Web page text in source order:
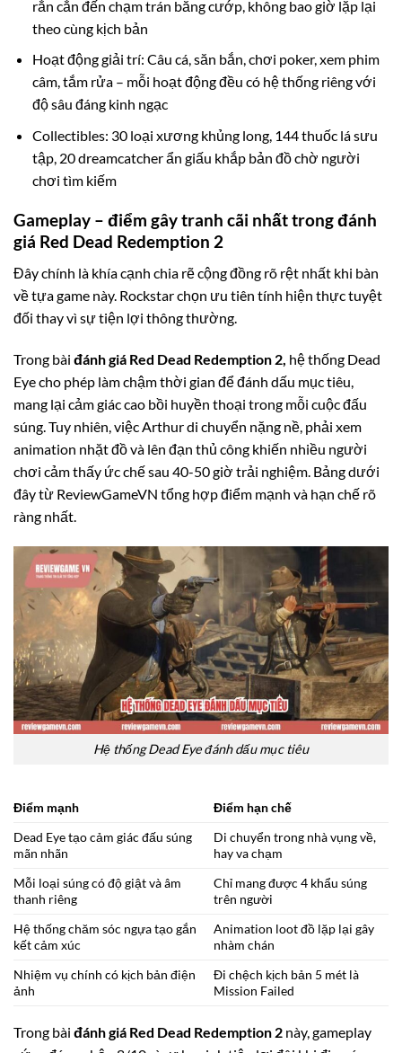
rắn cắn đến chạm trán băng cướp, không bao giờ lặp lại
theo cùng kịch bản
Hoạt động giải trí: Câu cá, săn bắn, chơi poker, xem phim
câm, tắm rửa – mỗi hoạt động đều có hệ thống riêng với
độ sâu đáng kinh ngạc
Collectibles: 30 loại xương khủng long, 144 thuốc lá sưu
tập, 20 dreamcatcher ẩn giấu khắp bản đồ chờ người
chơi tìm kiếm
Gameplay – điểm gây tranh cãi nhất trong đánh
giá Red Dead Redemption 2
Đây chính là khía cạnh chia rẽ cộng đồng rõ rệt nhất khi bàn
về tựa game này. Rockstar chọn ưu tiên tính hiện thực tuyệt
đối thay vì sự tiện lợi thông thường.
Trong bài đánh giá Red Dead Redemption 2, hệ thống Dead
Eye cho phép làm chậm thời gian để đánh dấu mục tiêu,
mang lại cảm giác cao bồi huyền thoại trong mỗi cuộc đấu
súng. Tuy nhiên, việc Arthur di chuyển nặng nề, phải xem
animation nhặt đồ và lên đạn thủ công khiến nhiều người
chơi cảm thấy ức chế sau 40-50 giờ trải nghiệm. Bảng dưới
đây từ ReviewGameVN tổng hợp điểm mạnh và hạn chế rõ
ràng nhất.
Hệ thống Dead Eye đánh dấu mục tiêu
Điểm mạnh
Điểm hạn chế
Dead Eye tạo cảm giác đấu súng
mãn nhãn
Di chuyển trong nhà vụng về,
hay va chạm
Mỗi loại súng có độ giật và âm
thanh riêng
Chỉ mang được 4 khẩu súng
trên người
Hệ thống chăm sóc ngựa tạo gắn
kết cảm xúc
Animation loot đồ lặp lại gây
nhàm chán
Nhiệm vụ chính có kịch bản điện
ảnh
Đi chệch kịch bản 5 mét là
Mission Failed
Trong bài đánh giá Red Dead Redemption 2 này, gameplay